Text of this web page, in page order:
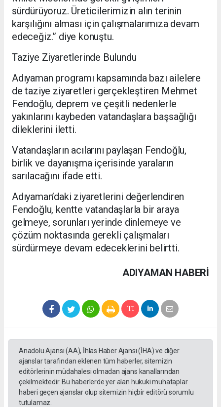
sürdürüyoruz. Üreticilerimizin alın terinin
karşılığını alması için çalışmalarımıza devam
edeceğiz.” diye konuştu.
Taziye Ziyaretlerinde Bulundu
Adıyaman programı kapsamında bazı ailelere
de taziye ziyaretleri gerçekleştiren Mehmet
Fendoğlu, deprem ve çeşitli nedenlerle
yakınlarını kaybeden vatandaşlara başsağlığı
dileklerini iletti.
Vatandaşların acılarını paylaşan Fendoğlu,
birlik ve dayanışma içerisinde yaraların
sarılacağını ifade etti.
Adıyaman’daki ziyaretlerini değerlendiren
Fendoğlu, kentte vatandaşlarla bir araya
gelmeye, sorunları yerinde dinlemeye ve
çözüm noktasında gerekli çalışmaları
sürdürmeye devam edeceklerini belirtti.
ADIYAMAN HABERİ
Anadolu Ajansı (AA), İhlas Haber Ajansı (İHA) ve diğer
ajanslar tarafından eklenen tüm haberler, sitemizin
editörlerinin müdahalesi olmadan ajans kanallarından
çekilmektedir. Bu haberlerde yer alan hukuki muhataplar
haberi geçen ajanslar olup sitemizin hiçbir editörü sorumlu
tutulamaz.